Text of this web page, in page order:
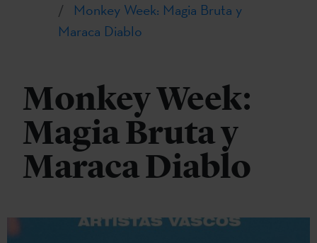
Monkey Week: Magia Bruta y
Maraca Diablo
Monkey Week:
Magia Bruta y
Maraca Diablo